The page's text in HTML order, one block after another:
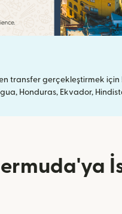
transfer gerçekleştirmek için
Honduras, Ekvador,